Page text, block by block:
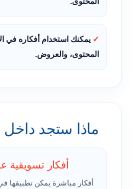
يمكنك استخدام أفكاره في
المحتوى، والعروض.
ماذا ستجد داخل
أفكار تسويقية
أفكار مباشرة يمكن تطبيقها